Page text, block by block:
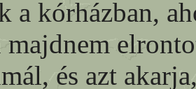
a kórházban,
és azt